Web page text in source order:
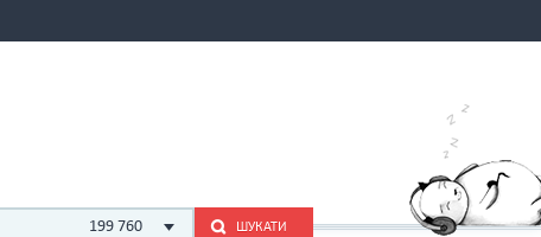
199 760 ШУКАТИ